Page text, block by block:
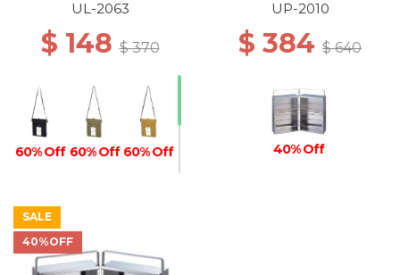
COOLING/HEAT-RETEN
UL-2063
$ 148$ 370
60% Off 60% Off 60% Off
60% Off
UP-2010
$ 384 $ 640
40% Off
SALE
40%OFF